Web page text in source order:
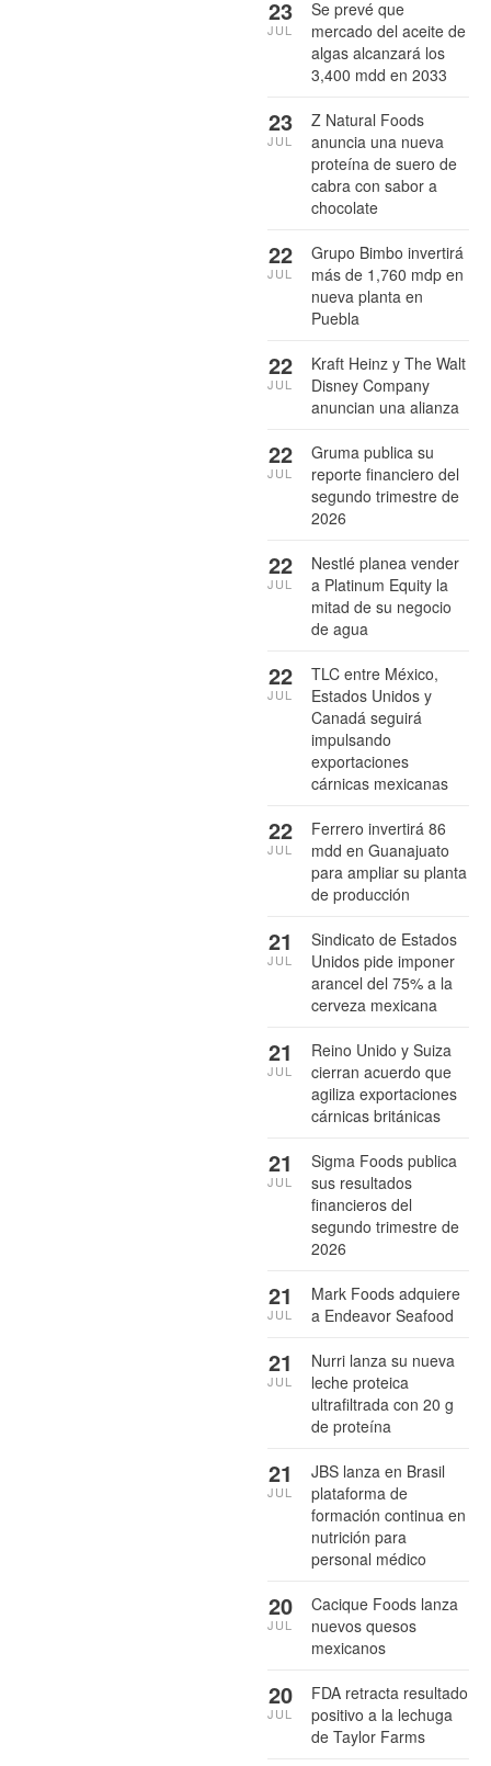
Se prevé que
mercado del aceite de
algas alcanzará los
3,400 mdd en 2033
23
JUL
Z Natural Foods
anuncia una nueva
proteína de suero de
cabra con sabor a
chocolate
23
JUL
Grupo Bimbo invertirá
más de 1,760 mdp en
nueva planta en
Puebla
22
JUL
Kraft Heinz y The Walt
Disney Company
anuncian una alianza
22
JUL
Gruma publica su
reporte financiero del
segundo trimestre de
2026
22
JUL
Nestlé planea vender
a Platinum Equity la
mitad de su negocio
de agua
22
JUL
TLC entre México,
Estados Unidos y
Canadá seguirá
impulsando
exportaciones
cárnicas mexicanas
22
JUL
Ferrero invertirá 86
mdd en Guanajuato
para ampliar su planta
de producción
22
JUL
Sindicato de Estados
Unidos pide imponer
arancel del 75% a la
cerveza mexicana
21
JUL
Reino Unido y Suiza
cierran acuerdo que
agiliza exportaciones
cárnicas británicas
21
JUL
Sigma Foods publica
sus resultados
financieros del
segundo trimestre de
2026
21
JUL
Mark Foods adquiere
a Endeavor Seafood
21
JUL
Nurri lanza su nueva
leche proteica
ultrafiltrada con 20 g
de proteína
21
JUL
JBS lanza en Brasil
plataforma de
formación continua en
nutrición para
personal médico
21
JUL
Cacique Foods lanza
nuevos quesos
mexicanos
20
JUL
FDA retracta resultado
positivo a la lechuga
de Taylor Farms
20
JUL